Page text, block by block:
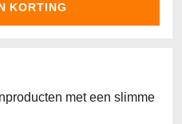
KORTING
met een slimme